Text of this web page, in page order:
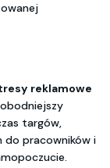
reklamowe
targów,
do pracowników i